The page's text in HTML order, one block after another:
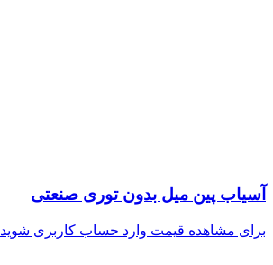
آسیاب پین میل بدون توری صنعتی
برای مشاهده قیمت وارد حساب کاربری شوید